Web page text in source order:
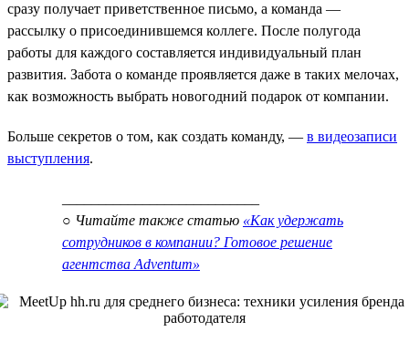
сразу получает приветственное письмо, а команда —
рассылку о присоединившемся коллеге. После полугода
работы для каждого составляется индивидуальный план
развития. Забота о команде проявляется даже в таких мелочах,
как возможность выбрать новогодний подарок от компании.
Больше секретов о том, как создать команду, — в видеозаписи
выступления.
○ Читайте также статью «Как удержать
сотрудников в компании? Готовое решение
агентства Adventum»